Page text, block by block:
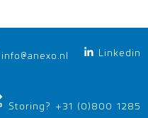
info@anexo.nl Linkedin
Storing? +31 (0)800 1285